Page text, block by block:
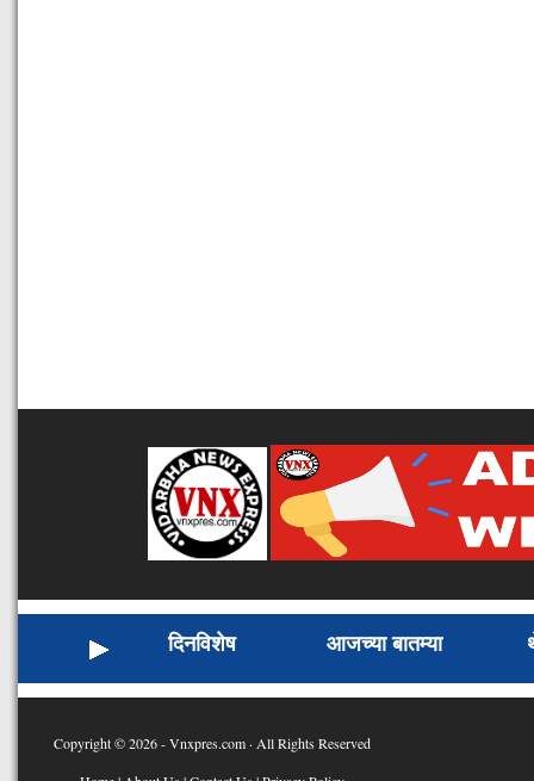
दिनविशेष आजच्या बातम्या
Copyright © 2026 - Vnxpres.com · All Rights Reserved